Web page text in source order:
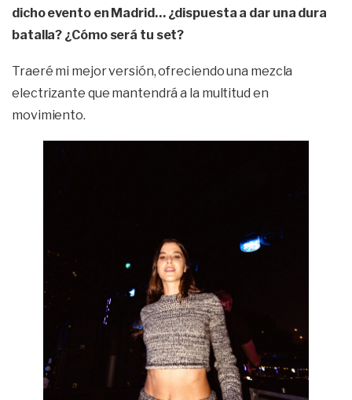
dicho evento en Madrid… ¿dispuesta a dar una dura
batalla? ¿Cómo será tu set?
Traeré mi mejor versión, ofreciendo una mezcla
electrizante que mantendrá a la multitud en
movimiento.